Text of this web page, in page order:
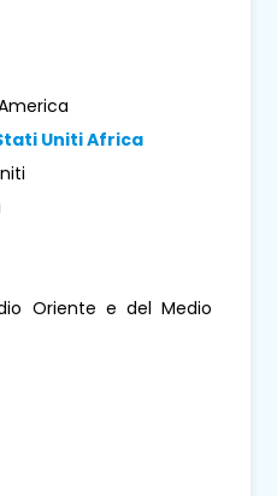
Uniti Africa
Oriente e del Medio